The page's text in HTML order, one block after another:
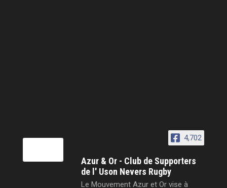
4,702
Azur & Or - Club de Supporters
de l' Uson Nevers Rugby
Le Mouvement Azur et Or vise à